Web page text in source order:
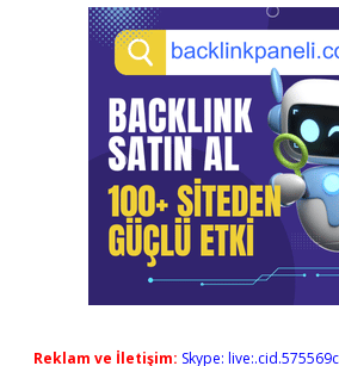
Reklam ve İletişim: Skype: